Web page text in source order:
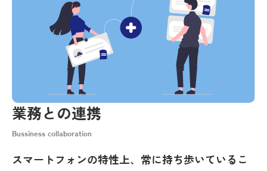
業務との連携
Bussiness collaboration
スマートフォンの特性上、常に持ち歩いているこ